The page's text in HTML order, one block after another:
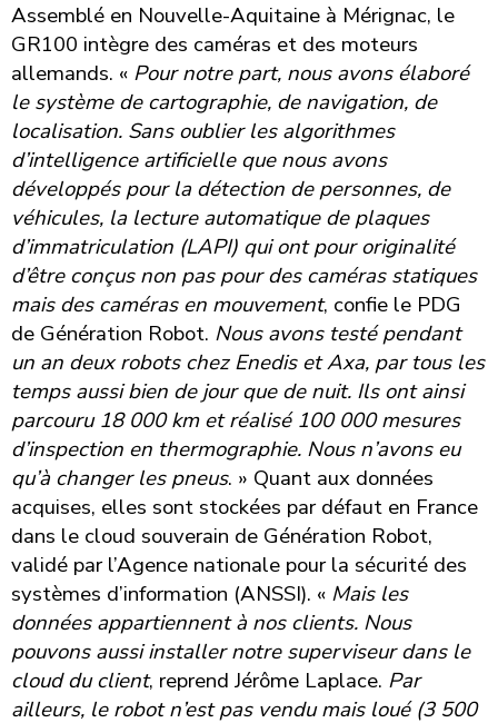
Assemblé en Nouvelle-Aquitaine à Mérignac, le
GR100 intègre des caméras et des moteurs
allemands. « Pour notre part, nous avons élaboré
le système de cartographie, de navigation, de
localisation. Sans oublier les algorithmes
d’intelligence artificielle que nous avons
développés pour la détection de personnes, de
véhicules, la lecture automatique de plaques
d’immatriculation (LAPI) qui ont pour originalité
d’être conçus non pas pour des caméras statiques
mais des caméras en mouvement, confie le PDG
de Génération Robot. Nous avons testé pendant
un an deux robots chez Enedis et Axa, par tous les
temps aussi bien de jour que de nuit. Ils ont ainsi
parcouru 18 000 km et réalisé 100 000 mesures
d’inspection en thermographie. Nous n’avons eu
qu’à changer les pneus. » Quant aux données
acquises, elles sont stockées par défaut en France
dans le cloud souverain de Génération Robot,
validé par l’Agence nationale pour la sécurité des
systèmes d’information (ANSSI). « Mais les
données appartiennent à nos clients. Nous
pouvons aussi installer notre superviseur dans le
cloud du client, reprend Jérôme Laplace. Par
ailleurs, le robot n’est pas vendu mais loué (3 500